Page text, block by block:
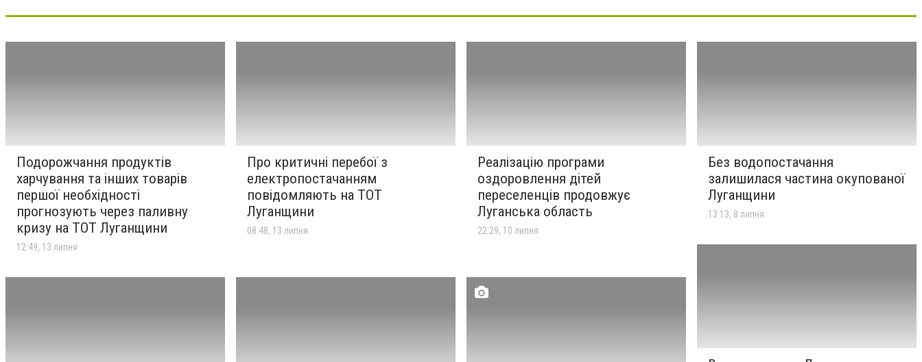
Подорожчання продуктів
харчування та інших товарів
першої необхідності
прогнозують через паливну
кризу на ТОТ Луганщини
12:49, 13 липня
Про критичні перебої з
електропостачанням
повідомляють на ТОТ
Луганщини
08:48, 13 липня
Реалізацію програми
оздоровлення дітей
переселенців продовжує
Луганська область
22:29, 10 липня
Без водопостачання
залишилася частина окупованої
Луганщини
13:13, 8 липня